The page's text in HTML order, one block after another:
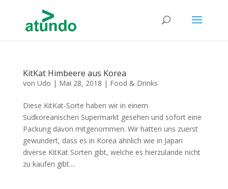
KitKat Himbeere aus Korea
von Udo | Mai 28, 2018 | Food & Drinks
Diese KitKat-Sorte haben wir in einem
Südkoreanischen Supermarkt gesehen und sofort eine
Packung davon mitgenommen. Wir hatten uns zuerst
gewundert, dass es in Korea ähnlich wie in Japan
diverse KitKat Sorten gibt, welche es hierzulande nicht
zu kaufen gibt....